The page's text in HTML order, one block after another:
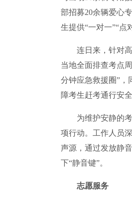
部招募20余辆爱心
生提供“一对一”“点
连日来，针对高
当地全面排查考点
分钟应急救援圈”，
障考生赶考通行安全
为维护安静的考
项行动。工作人员
声源，通过发放静
下“静音键”。
志愿服务